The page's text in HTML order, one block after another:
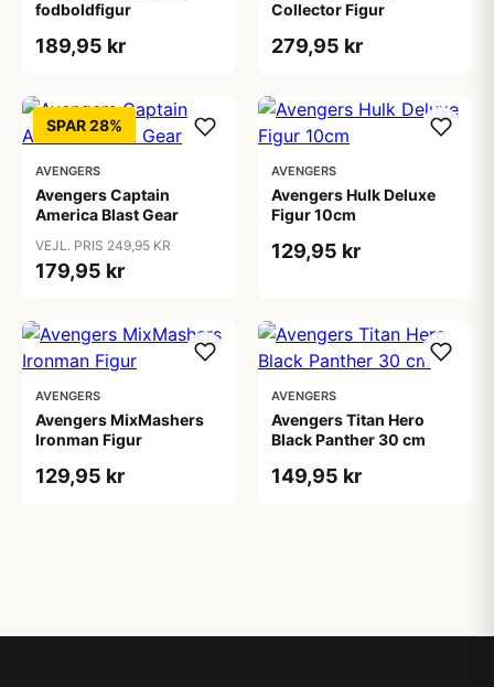
fodboldfigur
189,95 kr
Collector Figur
279,95 kr
SPAR 28%
AVENGERS
Avengers Captain
America Blast Gear
VEJL. PRIS 249,95 KR
179,95 kr
AVENGERS
Avengers Hulk Deluxe
Figur 10cm
129,95 kr
AVENGERS
Avengers MixMashers
Ironman Figur
129,95 kr
AVENGERS
Avengers Titan Hero
Black Panther 30 cm
149,95 kr